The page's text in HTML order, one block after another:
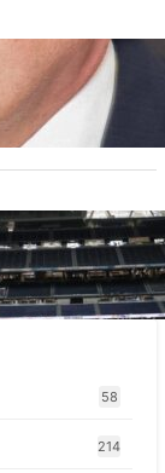
amerikan,
LDK-në, jo
dhe
në spital pas
në ndeshjet
58
214